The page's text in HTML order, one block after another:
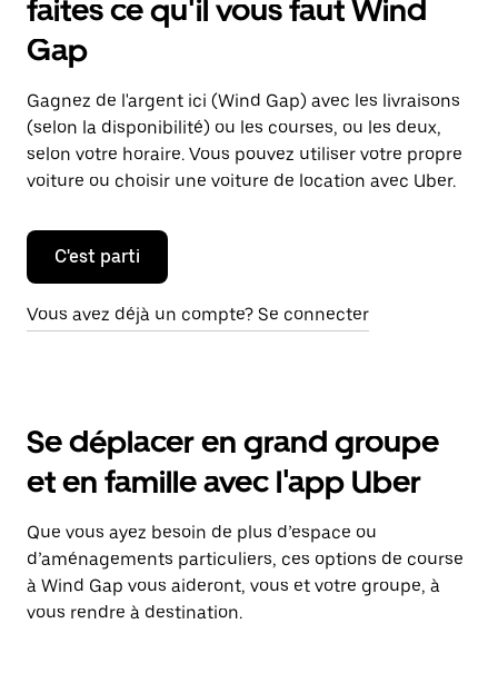
faites ce qu'il vous faut Wind
Gap
Gagnez de l'argent ici (Wind Gap) avec les livraisons
(selon la disponibilité) ou les courses, ou les deux,
selon votre horaire. Vous pouvez utiliser votre propre
voiture ou choisir une voiture de location avec Uber.
C'est parti
Vous avez déjà un compte? Se connecter
Se déplacer en grand groupe
et en famille avec l'app Uber
Que vous ayez besoin de plus d’espace ou
d’aménagements particuliers, ces options de course
à Wind Gap vous aideront, vous et votre groupe, à
vous rendre à destination.